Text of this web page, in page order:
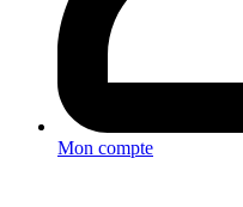
Mon compte